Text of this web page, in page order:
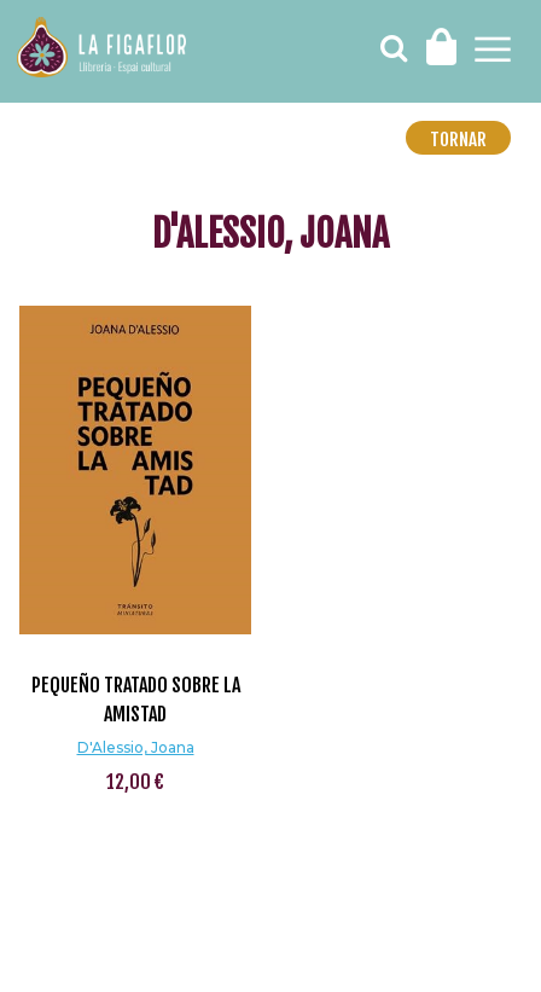
TORNAR
D'ALESSIO, JOANA
PEQUEÑO TRATADO SOBRE LA
AMISTAD
D'Alessio, Joana
12,00 €